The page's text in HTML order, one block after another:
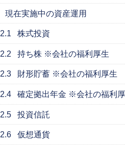
現在実施中の資産運用
2.1 株式投資
2.2 持ち株 ※会社の福利厚生
2.3 財形貯蓄 ※会社の福利厚生
2.4 確定拠出年金 ※会社の福利
2.5 投資信託
2.6 仮想通貨